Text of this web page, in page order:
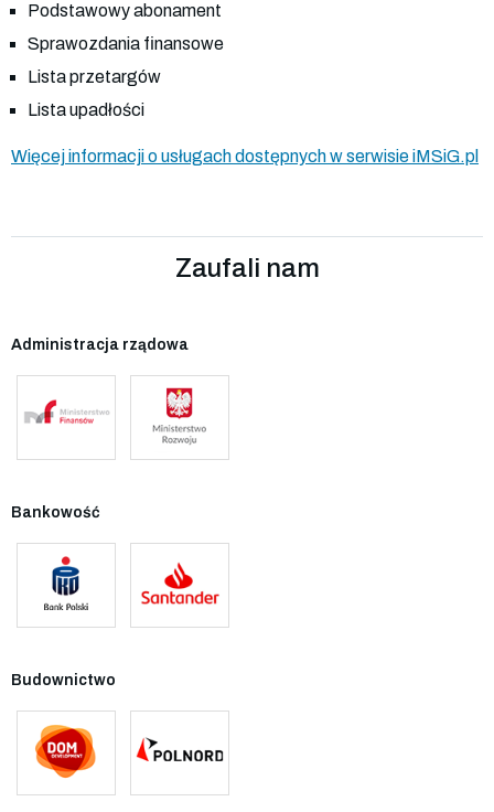
Podstawowy abonament
Sprawozdania finansowe
Lista przetargów
Lista upadłości
Więcej informacji o usługach dostępnych w serwisie iMSiG.pl
Zaufali nam
Administracja rządowa
Bankowość
Budownictwo